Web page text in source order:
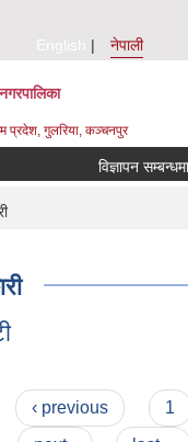
English
नेपाली
प्रदेश, गुलरिया, कञ्चनपुर
विज्ञापन सम्बन्धमा
‹ previous 1